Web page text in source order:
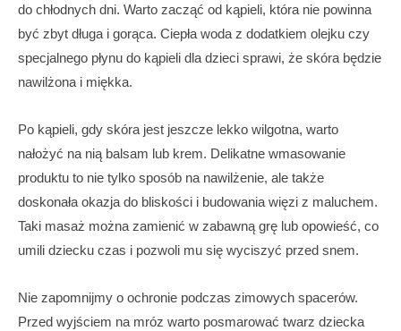
do chłodnych dni. Warto zacząć od kąpieli, która nie powinna
być zbyt długa i gorąca. Ciepła woda z dodatkiem olejku czy
specjalnego płynu do kąpieli dla dzieci sprawi, że skóra będzie
nawilżona i miękka.
Po kąpieli, gdy skóra jest jeszcze lekko wilgotna, warto
nałożyć na nią balsam lub krem. Delikatne wmasowanie
produktu to nie tylko sposób na nawilżenie, ale także
doskonała okazja do bliskości i budowania więzi z maluchem.
Taki masaż można zamienić w zabawną grę lub opowieść, co
umili dziecku czas i pozwoli mu się wyciszyć przed snem.
Nie zapomnijmy o ochronie podczas zimowych spacerów.
Przed wyjściem na mróz warto posmarować twarz dziecka